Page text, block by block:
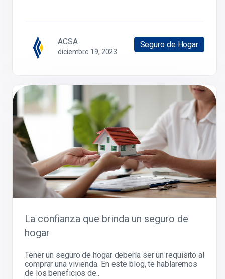
ACSA
diciembre 19, 2023
Seguro de Hogar
La confianza que brinda un seguro de
hogar
Tener un seguro de hogar debería ser un requisito al
comprar una vivienda. En este blog, te hablaremos
de los beneficios de...